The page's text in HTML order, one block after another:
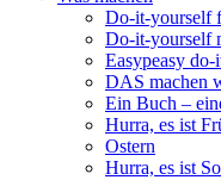
Do-it-yourself
Do-it-yourself
Easypeasy
DAS machen
Ein Buch –
Hurra, es ist
Ostern
Hurra, es ist